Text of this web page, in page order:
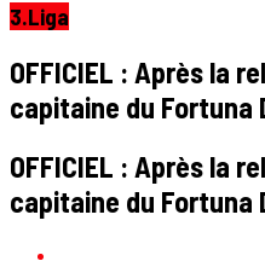
3.Liga
OFFICIEL : Après la
capitaine du Fortuna
OFFICIEL : Après la
capitaine du Fortuna